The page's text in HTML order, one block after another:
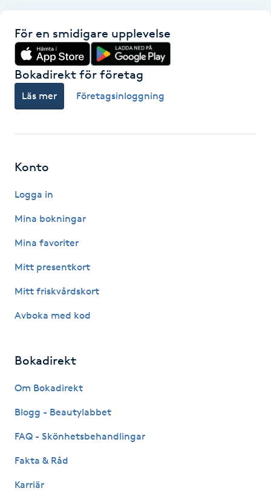
Gellack
Gellack med förstärkning
Gruppträning
Gua Sha-massage
H
Hatha Yoga
HIFU
Hollywood Peel
För en smidigare upplevelse
Bokadirekt för företag
Läs mer Företagsinloggning
Konto
Logga in
Mina bokningar
Mina favoriter
Mitt presentkort
Mitt friskvårdskort
Avboka med kod
Bokadirekt
Om Bokadirekt
Blogg - Beautylabbet
FAQ - Skönhetsbehandlingar
Fakta & Råd
Karriär